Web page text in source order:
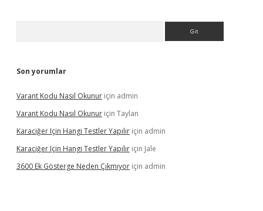
Son yorumlar
Varant Kodu Nasıl Okunur için admin
Varant Kodu Nasıl Okunur için Taylan
Karaciğer Için Hangi Testler Yapılır için admin
Karaciğer Için Hangi Testler Yapılır için Jale
3600 Ek Gösterge Neden Çıkmıyor için admin